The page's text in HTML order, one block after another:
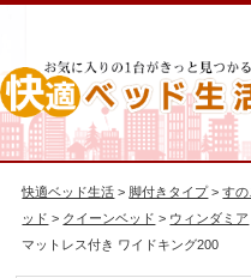
快適ベッド生活 > 脚付きタイプ >すの
ッド > クイーンベッド > ウィンダミア
マットレス付き ワイドキング200